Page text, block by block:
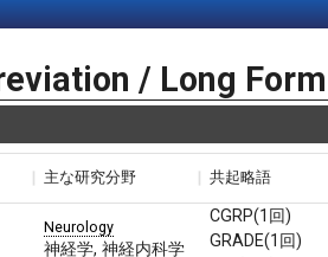
/ Long Form
主な研究分野 共起略語
Neurology
神経学, 神経内科学
CGRP(1回)
GRADE(1回)